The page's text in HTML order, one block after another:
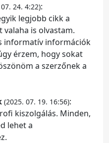
24. 4:22):
legjobb cikk a
is olvastam.
informatív információk
érzem, hogy sokat
a szerzőnek a
(2025. 07. 19. 16:56):
kiszolgálás. Minden,
lehet a